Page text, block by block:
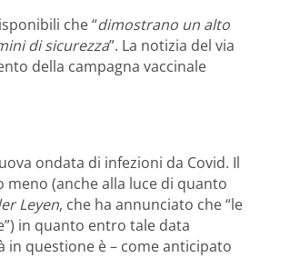
che “dimostrano un alto
di sicurezza”. La notizia del via
della campagna vaccinale
ondata di infezioni da Covid. Il
(anche alla luce di quanto
Leyen, che ha annunciato che “le
in quanto entro tale data
questione è – come anticipato